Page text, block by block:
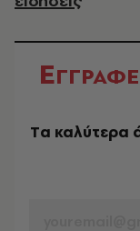
Ε
Tα καλύτερα